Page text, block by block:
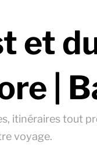
et
|
itinéraires tout
voyage.